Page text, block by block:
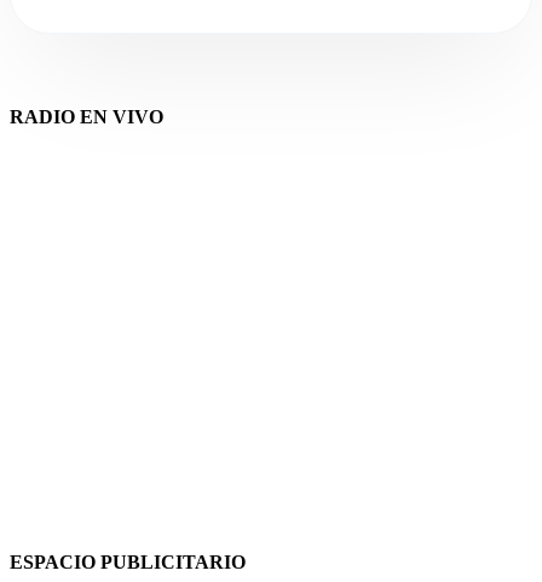
RADIO EN VIVO
ESPACIO PUBLICITARIO